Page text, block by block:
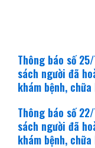
Thông báo số
sách người đã
khám bệnh,
Thông báo số
sách người đã
khám bệnh,